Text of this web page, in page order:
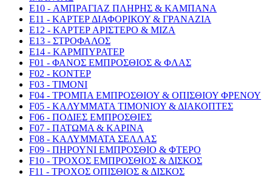
E10 - ΑΜΠΡΑΓΙΑΖ ΠΛΗΡΗΣ & ΚΑΜΠΑΝΑ
E11 - ΚΑΡΤΕΡ ΔΙΑΦΟΡΙΚΟΥ & ΓΡΑΝΑΖΙΑ
E12 - ΚΑΡΤΕΡ ΑΡΙΣΤΕΡΟ & ΜΙΖΑ
E13 - ΣΤΡΟΦΑΛΟΣ
E14 - ΚΑΡΜΠΥΡΑΤΕΡ
F01 - ΦΑΝΟΣ ΕΜΠΡΟΣΘΙΟΣ & ΦΛΑΣ
F02 - ΚΟΝΤΕΡ
F03 - ΤΙΜΟΝΙ
F04 - ΤΡΟΜΠΑ ΕΜΠΡΟΣΘΙΟΥ & ΟΠΙΣΘΙΟΥ ΦΡΕΝΟΥ
F05 - ΚΑΛΥΜΜΑΤΑ ΤΙΜΟΝΙΟΥ & ΔΙΑΚΟΠΤΕΣ
F06 - ΠΟΔΙΕΣ ΕΜΠΡΟΣΘΙΕΣ
F07 - ΠΑΤΩΜΑ & ΚΑΡΙΝΑ
F08 - ΚΑΛΥΜΜΑΤΑ ΣΕΛΛΑΣ
F09 - ΠΗΡΟΥΝΙ ΕΜΠΡΟΣΘΙΟ & ΦΤΕΡΟ
F10 - ΤΡΟΧΟΣ ΕΜΠΡΟΣΘΙΟΣ & ΔΙΣΚΟΣ
F11 - ΤΡΟΧΟΣ ΟΠΙΣΘΙΟΣ & ΔΙΣΚΟΣ